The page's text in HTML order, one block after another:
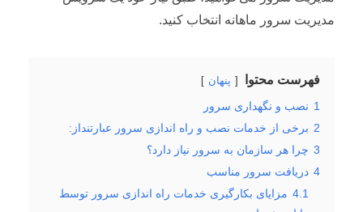
مدیریت سرور ماهانه انتخاب ‌کنید.
فهرست محتوا پنهان
1 نصب و نگهداری سرور
2 برخی از خدمات نصب و راه اندازی سرور عبارتنداز:
3 چرا هر سازمان به سرور نیاز دارد؟
4 دریافت سرور مناسب
4.1 مزایای بکارگیری خدمات راه اندازی سرور توسط